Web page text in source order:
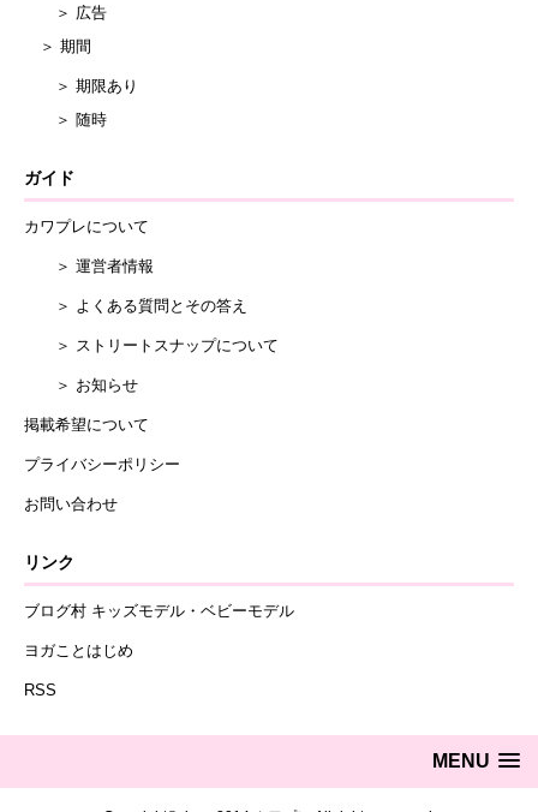
＞ 広告
＞ 期間
＞ 期限あり
＞ 随時
ガイド
カワプレについて
＞ 運営者情報
＞ よくある質問とその答え
＞ ストリートスナップについて
＞ お知らせ
掲載希望について
プライバシーポリシー
お問い合わせ
リンク
ブログ村 キッズモデル・ベビーモデル
ヨガことはじめ
RSS
MENU